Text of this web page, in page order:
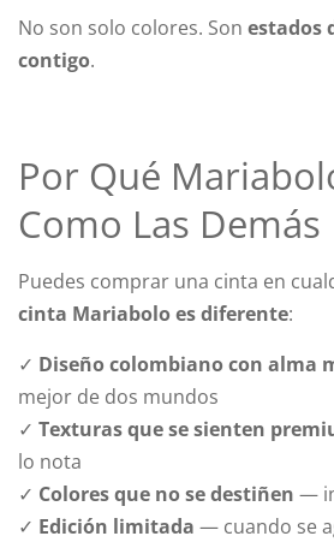
No son solo colores. Son estados
contigo.
Por Qué
Como Las Demás
Puedes comprar una cinta en
cinta Mariabolo es diferente:
✓ Diseño colombiano con alma
mejor de dos mundos
✓ Texturas que se sienten
lo nota
✓ Colores que no se destiñen —
✓ Edición limitada — cuando se